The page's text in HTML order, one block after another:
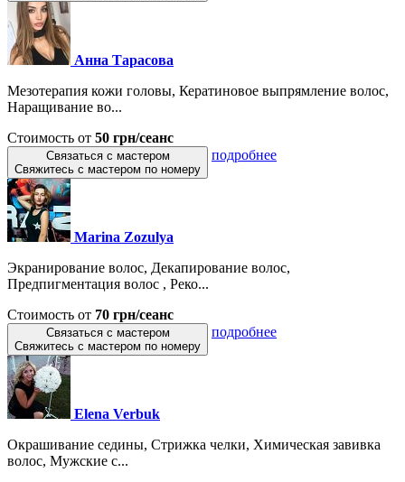
Анна Тарасова
Мезотерапия кожи головы, Кератиновое выпрямление волос,
Наращивание во...
Стоимость от 50 грн/сеанс
Связаться с мастером
Свяжитесь с мастером по номеру
подробнее
Marina Zozulya
Экранирование волос, Декапирование волос,
Предпигментация волос , Реко...
Стоимость от 70 грн/сеанс
Связаться с мастером
Свяжитесь с мастером по номеру
подробнее
Elena Verbuk
Окрашивание седины, Стрижка челки, Химическая завивка
волос, Мужские с...